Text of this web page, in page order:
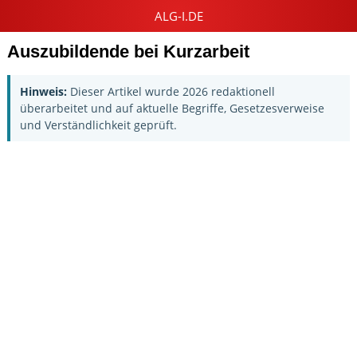
Auszubildende bei Kurzarbeit
Hinweis: Dieser Artikel wurde 2026 redaktionell
überarbeitet und auf aktuelle Begriffe, Gesetzesverweise
und Verständlichkeit geprüft.